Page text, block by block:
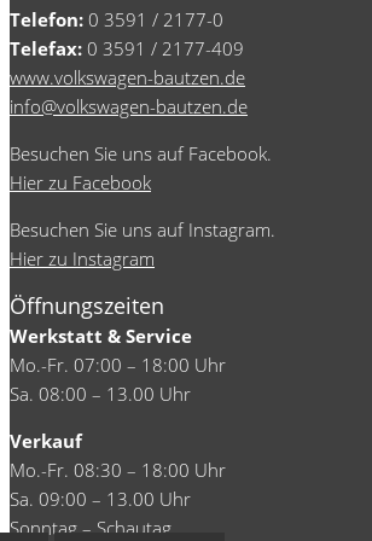
Telefon: 0 3591 / 2177-0
Telefax: 0 3591 / 2177-409
www.volkswagen-bautzen.de
info@volkswagen-bautzen.de
Besuchen Sie uns auf Facebook.
Hier zu Facebook
Besuchen Sie uns auf Instagram.
Hier zu Instagram
Öffnungszeiten
Werkstatt & Service
Mo.-Fr. 07:00 – 18:00 Uhr
Sa. 08:00 – 13.00 Uhr
Verkauf
Mo.-Fr. 08:30 – 18:00 Uhr
Sa. 09:00 – 13.00 Uhr
Sonntag – Schautag